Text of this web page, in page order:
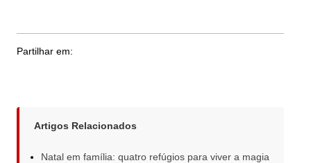
Partilhar em:
Artigos Relacionados
Natal em família: quatro refúgios para viver a magia